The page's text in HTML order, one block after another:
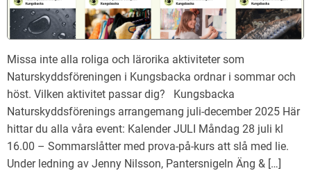
Missa inte alla roliga och lärorika aktiviteter som
Naturskyddsföreningen i Kungsbacka ordnar i sommar och
höst. Vilken aktivitet passar dig? Kungsbacka
Naturskyddsförenings arrangemang juli-december 2025 Här
hittar du alla våra event: Kalender JULI Måndag 28 juli kl
16.00 – Sommarslåtter med prova-på-kurs att slå med lie.
Under ledning av Jenny Nilsson, Pantersnigeln Äng & […]